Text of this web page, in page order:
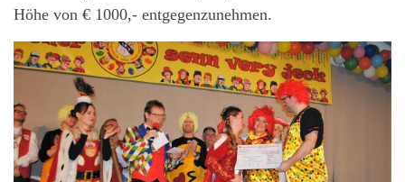
Höhe von € 1000,- entgegenzunehmen.